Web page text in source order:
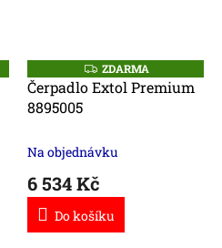
Z
D
A
ZDARMA
Čerpadlo Extol Premium
8895005
Na objednávku
6 534 Kč
Do košíku